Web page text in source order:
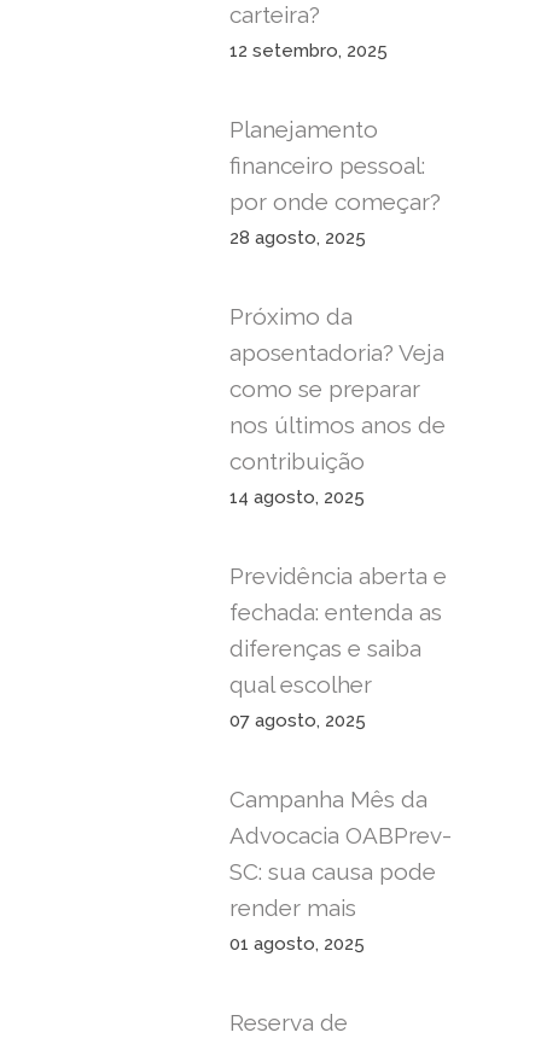
carteira?
12 setembro, 2025
Planejamento
financeiro pessoal:
por onde começar?
28 agosto, 2025
Próximo da
aposentadoria? Veja
como se preparar
nos últimos anos de
contribuição
14 agosto, 2025
Previdência aberta e
fechada: entenda as
diferenças e saiba
qual escolher
07 agosto, 2025
Campanha Mês da
Advocacia OABPrev-
SC: sua causa pode
render mais
01 agosto, 2025
Reserva de